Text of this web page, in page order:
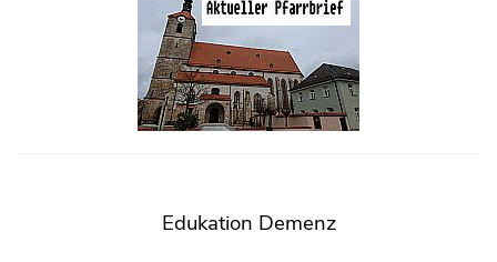
Edukation Demenz